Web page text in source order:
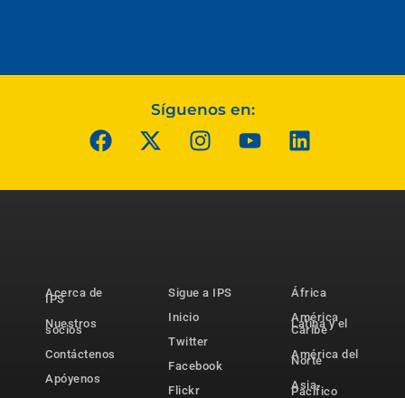
Síguenos en:
Acerca de
IPS
Nuestros
socios
Contáctenos
Apóyenos
Sigue a IPS
Inicio
Twitter
Facebook
Flickr
África
América
Latina y el
Caribe
América del
Norte
Asia-
Pacífico